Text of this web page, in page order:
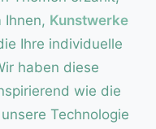
Ihnen, Kunstwerke
Ihre individuelle
haben diese
wie die
Technologie